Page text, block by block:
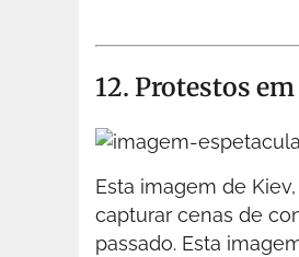
12. Protestos
Esta imagem de
capturar cenas de
passado. Esta